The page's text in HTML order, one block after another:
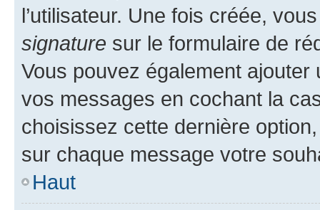
l’utilisateur. Une fois créée,
signature sur le formulaire de
Vous pouvez également
vos messages en cochant la
choisissez cette dernière
sur chaque message votre
Haut